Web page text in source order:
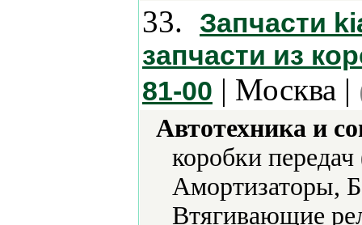
33.
Запчасти
запчасти из
81-00 | Москва |
Автотехника и
коробки
Амортизаторы,
Втягивающие